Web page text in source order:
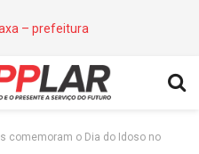
comemoram o Dia do Idoso no